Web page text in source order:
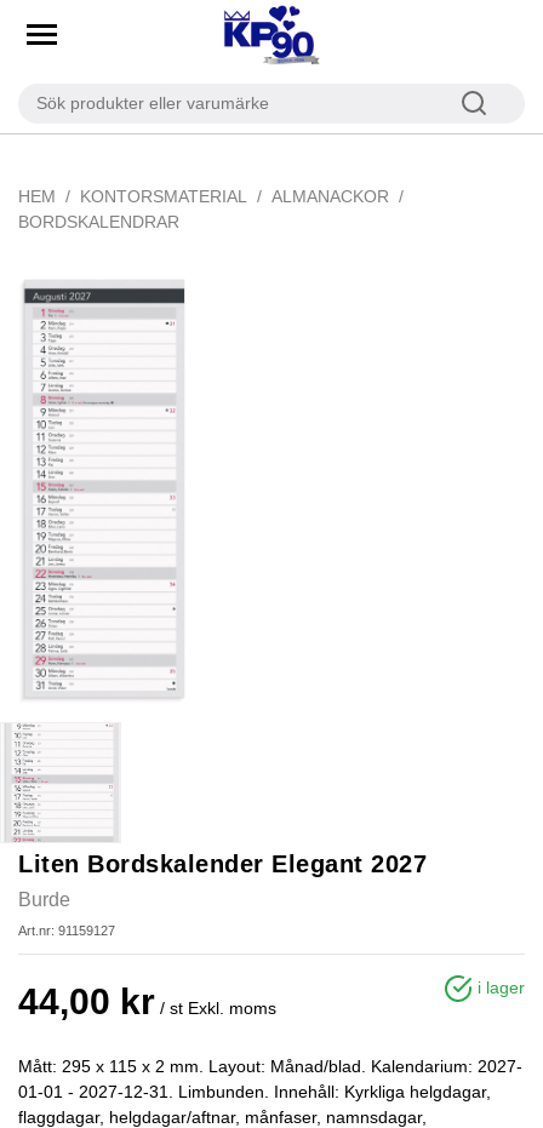
HEM KONTORSMATERIAL
ALMANACKOR
BORDSKALENDRAR
Liten Bordskalender Elegant 2027
Burde
Art.nr: 91159127
44,00 kr / st Exkl. moms
i lager
Mått: 295 x 115 x 2 mm. Layout: Månad/blad. Kalendarium: 2027-
01-01 - 2027-12-31. Limbunden. Innehåll: Kyrkliga helgdagar,
flaggdagar, helgdagar/aftnar, månfaser, namnsdagar,